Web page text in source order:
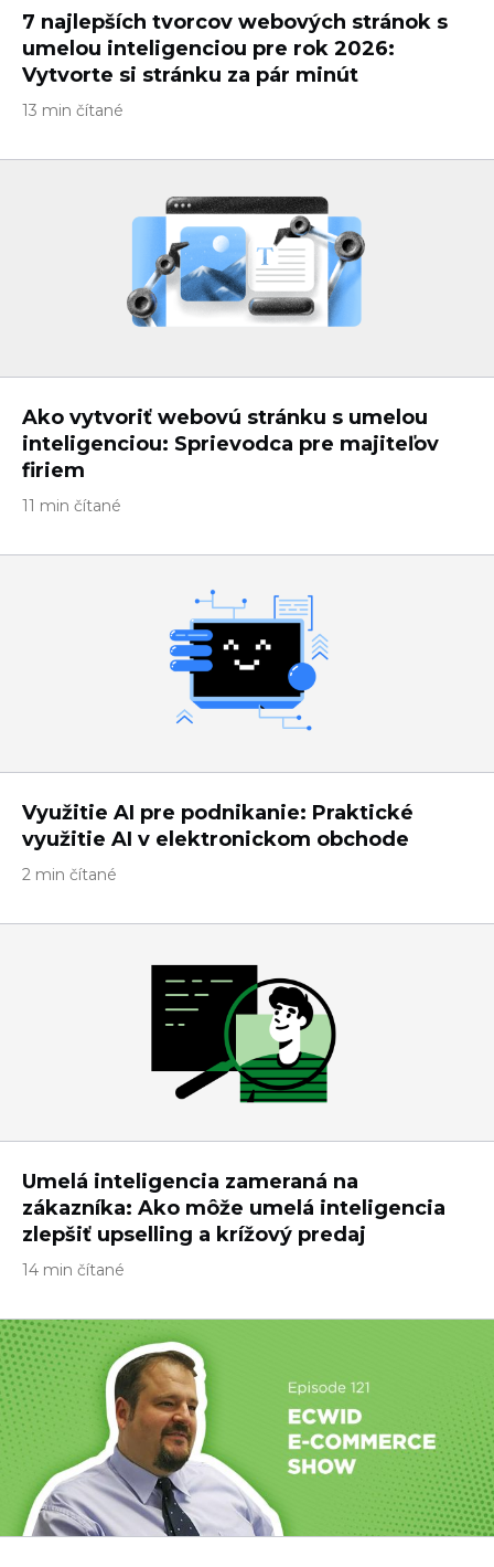
7 najlepších tvorcov webových stránok s
umelou inteligenciou pre rok 2026:
Vytvorte si stránku za pár minút
13 min čítané
Ako vytvoriť webovú stránku s umelou
inteligenciou: Sprievodca pre majiteľov
firiem
11 min čítané
Využitie AI pre podnikanie: Praktické
využitie AI v elektronickom obchode
2 min čítané
Umelá inteligencia zameraná na
zákazníka: Ako môže umelá inteligencia
zlepšiť upselling a krížový predaj
14 min čítané